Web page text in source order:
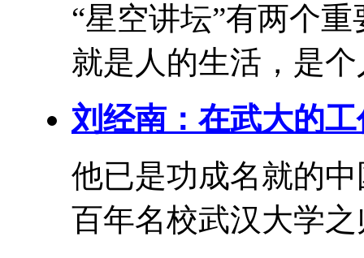
“星空讲坛”有两个
就是人的生活，是
刘经南：在武大的
他已是功成名就的
百年名校武汉大学